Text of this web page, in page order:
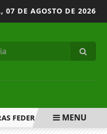
07 DE AGOSTO DE 2026
E ESTADUAIS
MENU